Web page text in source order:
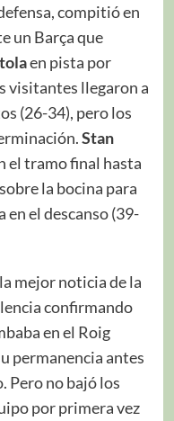
compitió en
un Barça que
en pista por
visitantes llegaron a
(26-34), pero los
Stan
el tramo final hasta
la bocina para
el descanso (39-
mejor noticia de la
confirmando
en el Roig
permanencia antes
Pero no bajó los
por primera vez